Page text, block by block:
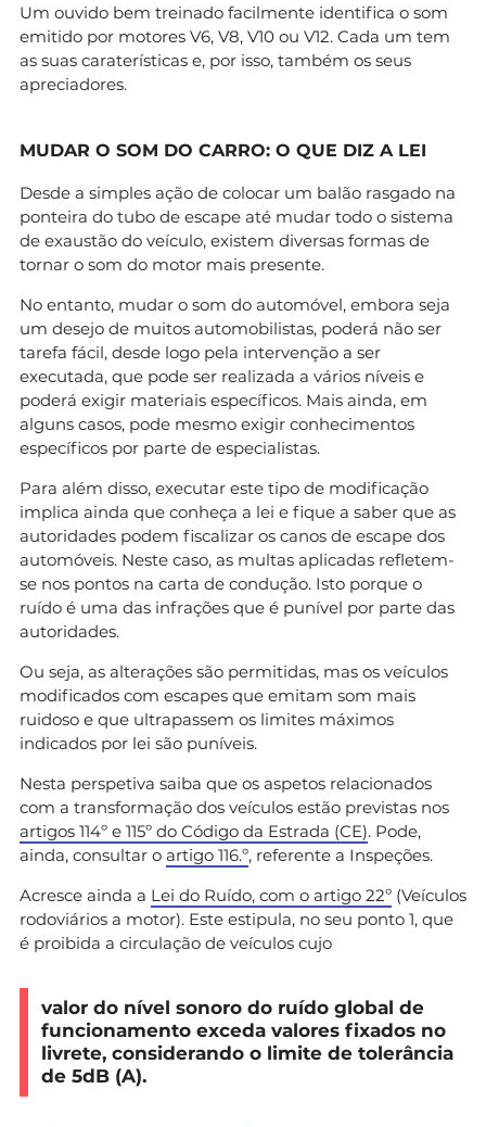
Um ouvido bem treinado facilmente identifica o som
emitido por motores V6, V8, V10 ou V12. Cada um tem
as suas caraterísticas e, por isso, também os seus
apreciadores.
MUDAR O SOM DO CARRO: O QUE DIZ A LEI
Desde a simples ação de colocar um balão rasgado na
ponteira do tubo de escape até mudar todo o sistema
de exaustão do veículo, existem diversas formas de
tornar o som do motor mais presente.
No entanto, mudar o som do automóvel, embora seja
um desejo de muitos automobilistas, poderá não ser
tarefa fácil, desde logo pela intervenção a ser
executada, que pode ser realizada a vários níveis e
poderá exigir materiais específicos. Mais ainda, em
alguns casos, pode mesmo exigir conhecimentos
específicos por parte de especialistas.
Para além disso, executar este tipo de modificação
implica ainda que conheça a lei e fique a saber que as
autoridades podem fiscalizar os canos de escape dos
automóveis. Neste caso, as multas aplicadas refletem-
se nos pontos na carta de condução. Isto porque o
ruído é uma das infrações que é punível por parte das
autoridades.
Ou seja, as alterações são permitidas, mas os veículos
modificados com escapes que emitam som mais
ruidoso e que ultrapassem os limites máximos
indicados por lei são puníveis.
Nesta perspetiva saiba que os aspetos relacionados
com a transformação dos veículos estão previstas nos
artigos 114º e 115º do Código da Estrada (CE). Pode,
ainda, consultar o artigo 116.º, referente a Inspeções.
Acresce ainda a Lei do Ruído, com o artigo 22º (Veículos
rodoviários a motor). Este estipula, no seu ponto 1, que
é proibida a circulação de veículos cujo
valor do nível sonoro do ruído global de
funcionamento exceda valores fixados no
livrete, considerando o limite de tolerância
de 5dB (A).